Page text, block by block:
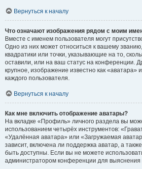
Вернуться к началу
Что означают изображения рядом с моим
Вместе с именем пользователя могут
Одно из них может относиться к вашему
квадратики или точки, указывающие на то,
оставили, или на ваш статус на конференции.
крупное, изображение известно как «аватара»
каждого пользователя.
Вернуться к началу
Как мне включить отображение аватары?
На вкладке «Профиль» личного раздела вы
использованием четырёх инструментов:
«Удалённая аватара» или «Загружаемая
зависит, включена ли поддержка аватар, а
быть доступны. Если вы не можете
администратором конференции для выяснения